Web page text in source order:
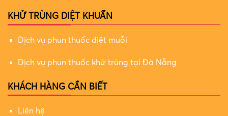
KHỬ TRÙNG DIỆT KHUẨN
Dịch vụ phun thuốc diệt muỗi
Dịch vụ phun thuốc khử trùng tại Đà Nẵng
KHÁCH HÀNG CẦN BIẾT
Liên hệ